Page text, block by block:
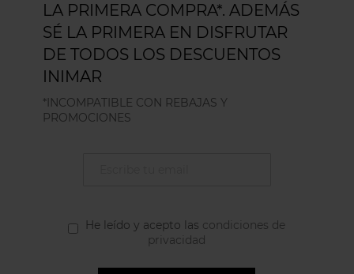
LA PRIMERA COMPRA*. ADEMÁS
SÉ LA PRIMERA EN DISFRUTAR
DE TODOS LOS DESCUENTOS
INIMAR
*INCOMPATIBLE CON REBAJAS Y
PROMOCIONES
He leído y acepto las condiciones de
privacidad